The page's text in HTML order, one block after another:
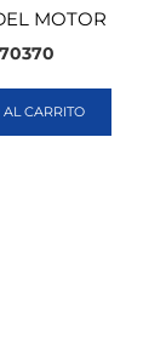
MOTOR
CARRITO